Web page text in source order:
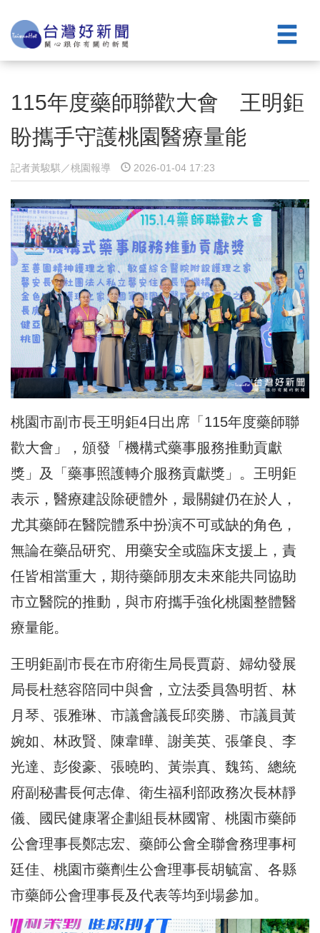
115年度藥師聯歡大會 王明鉅
盼攜手守護桃園醫療量能
記者黃駿騏／桃園報導 2026-01-04 17:23
桃園市副市長王明鉅4日出席「115年度藥師聯
歡大會」，頒發「機構式藥事服務推動貢獻
獎」及「藥事照護轉介服務貢獻獎」。王明鉅
表示，醫療建設除硬體外，最關鍵仍在於人，
尤其藥師在醫院體系中扮演不可或缺的角色，
無論在藥品研究、用藥安全或臨床支援上，責
任皆相當重大，期待藥師朋友未來能共同協助
市立醫院的推動，與市府攜手強化桃園整體醫
療量能。
王明鉅副市長在市府衛生局長賈蔚、婦幼發展
局長杜慈容陪同中與會，立法委員魯明哲、林
月琴、張雅琳、市議會議長邱奕勝、市議員黃
婉如、林政賢、陳韋曄、謝美英、張肇良、李
光達、彭俊豪、張曉昀、黃崇真、魏筠、總統
府副秘書長何志偉、衛生福利部政務次長林靜
儀、國民健康署企劃組長林國甯、桃園市藥師
公會理事長鄭志宏、藥師公會全聯會務理事柯
廷佳、桃園市藥劑生公會理事長胡毓富、各縣
市藥師公會理事長及代表等均到場參加。